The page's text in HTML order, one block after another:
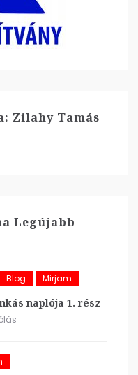
Zilahy Tamás
Legújabb
Blog Mirjam
naplója 1. rész